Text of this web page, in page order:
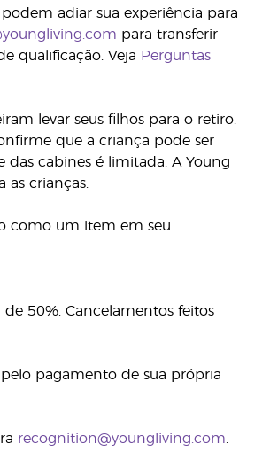
adiar sua experiência para
para transferir
qualificação. Veja Perguntas
levar seus filhos para o retiro.
que a criança pode ser
cabines é limitada. A Young
as crianças.
como um item em seu
50%. Cancelamentos feitos
pelo pagamento de sua própria
recognition@youngliving.com